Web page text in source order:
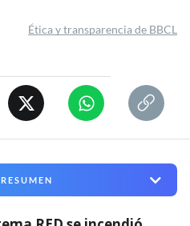
Ética y transparencia de BBCL